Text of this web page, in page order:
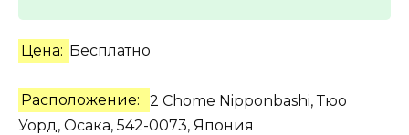
Цена: Бесплатно
Расположение:
2 Chome Nipponbashi, Тюо
Уорд, Осака, 542-0073, Япония